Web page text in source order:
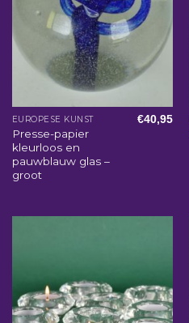
EUROPESE KUNST
Presse-papier
kleurloos en
pauwblauw glas –
groot
€40,95